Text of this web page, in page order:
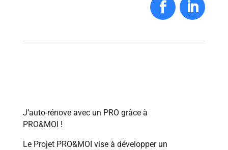
J’auto-rénove avec un PRO grâce à
PRO&MOI !
Le Projet PRO&MOI vise à développer un